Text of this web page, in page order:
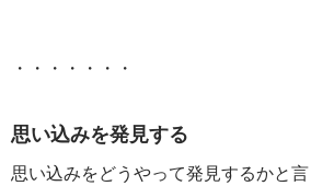
・・・・・・・
思い込みを発見する
思い込みをどうやって発見するかと